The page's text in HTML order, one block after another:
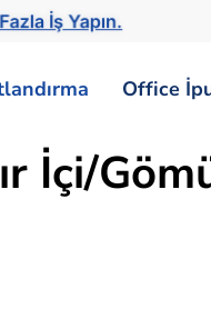
İş Yapın.
Office
İçi/